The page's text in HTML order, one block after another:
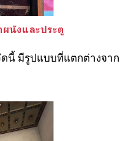
นังและประตู
นี้ มีรูปแบบที่แตกต่างจาก